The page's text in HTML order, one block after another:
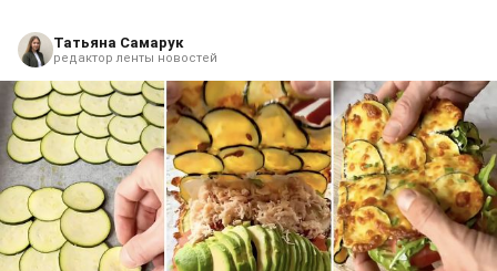
Татьяна Самарук
редактор ленты новостей